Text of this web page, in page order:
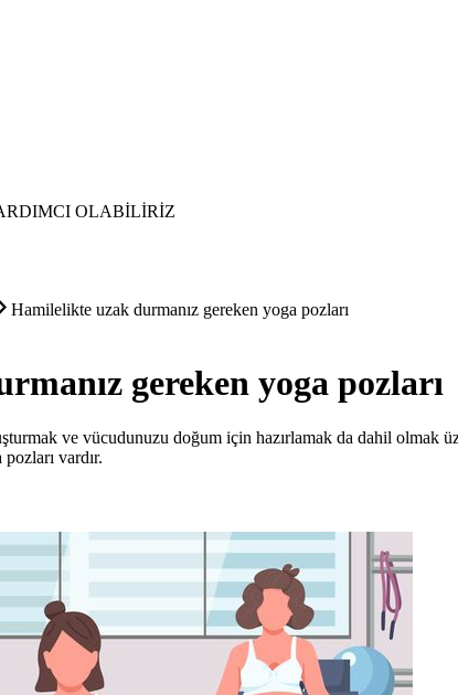
OLABİLİRİZ
Hamilelikte uzak durmanız gereken yoga pozları
gereken yoga pozları
ve vücudunuzu doğum için hazırlamak da dahil olmak
vardır.